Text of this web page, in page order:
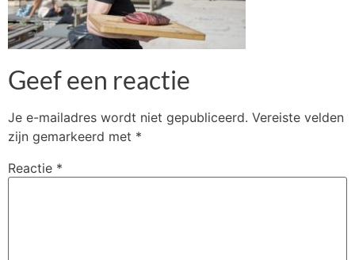
Geef een reactie
Je e-mailadres wordt niet gepubliceerd. Vereiste velden
zijn gemarkeerd met *
Reactie *